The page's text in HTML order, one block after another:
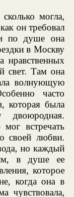
могла,
он требовал
по душе она
в Москву
нравственных
свет. Там она
волнующую
часто
которая была
встречать
своей любви.
но каждый
в душе ее
которое
когда она в
чувствовала,